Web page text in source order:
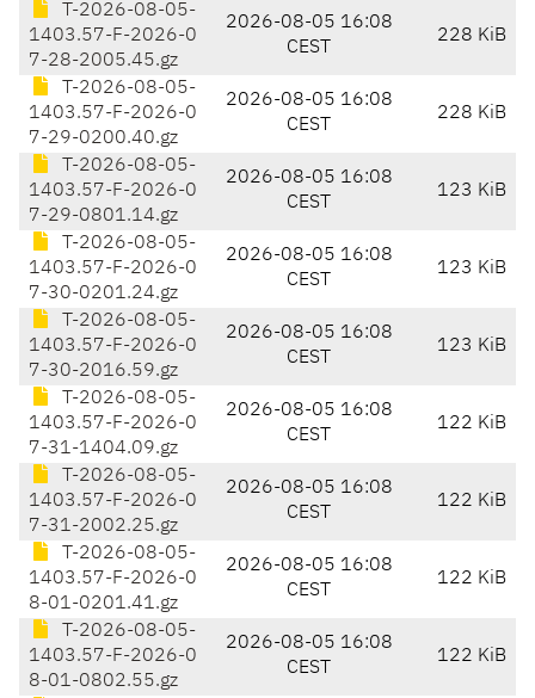
T-2026-08-05-
1403.57-F-2026-0
7-28-2005.45.gz
2026-08-05 16:08
CEST
228 KiB
T-2026-08-05-
1403.57-F-2026-0
7-29-0200.40.gz
2026-08-05 16:08
CEST
228 KiB
T-2026-08-05-
1403.57-F-2026-0
7-29-0801.14.gz
2026-08-05 16:08
CEST
123 KiB
T-2026-08-05-
1403.57-F-2026-0
7-30-0201.24.gz
2026-08-05 16:08
CEST
123 KiB
T-2026-08-05-
1403.57-F-2026-0
7-30-2016.59.gz
2026-08-05 16:08
CEST
123 KiB
T-2026-08-05-
1403.57-F-2026-0
7-31-1404.09.gz
2026-08-05 16:08
CEST
122 KiB
T-2026-08-05-
1403.57-F-2026-0
7-31-2002.25.gz
2026-08-05 16:08
CEST
122 KiB
T-2026-08-05-
1403.57-F-2026-0
8-01-0201.41.gz
2026-08-05 16:08
CEST
122 KiB
T-2026-08-05-
1403.57-F-2026-0
8-01-0802.55.gz
2026-08-05 16:08
CEST
122 KiB